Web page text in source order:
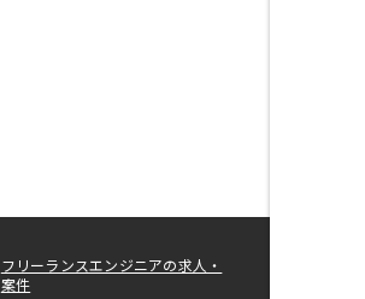
フリーランスエンジニアの求人・
案件